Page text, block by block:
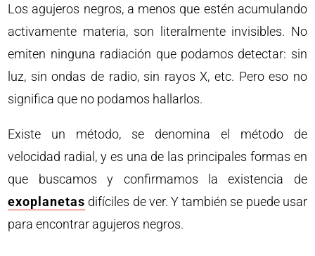
Los agujeros negros, a menos que estén acumulando
activamente materia, son literalmente invisibles. No
emiten ninguna radiación que podamos detectar: ​​sin
luz, sin ondas de radio, sin rayos X, etc. Pero eso no
significa que no podamos hallarlos.
Existe un método, se denomina el método de
velocidad radial, y es una de las principales formas en
que buscamos y confirmamos la existencia de
exoplanetas difíciles de ver. Y también se puede usar
para encontrar agujeros negros.